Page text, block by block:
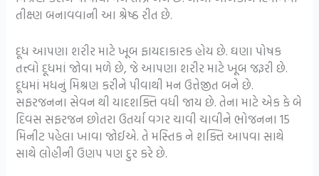
તીક્ષ્ણ બનાવવાની આ શ્રેષ્ઠ રીત છે.
દૂધ આપણા શરીર માટે ખૂબ ફાયદાકારક હોય છે. ઘણા પોષક
તત્ત્વો દૂધમાં જોવા મળે છે, જે આપણા શરીર માટે ખૂબ જરૂરી છે.
દૂધમાં મધનું મિશ્રણ કરીને પીવાથી મન ઉત્તેજીત બને છે.
સફરજનના સેવન થી યાદશક્તિ વધી જાય છે. તેના માટે એક કે બે
દિવસ સફરજન છોતરા ઉતર્યા વગર ચાવી ચાવીને ભોજનના 15
મિનીટ પહેલા ખાવા જોઈએ. તે મસ્તિક ને શક્તિ આપવા સાથે
સાથે લોહીની ઉણપ પણ દુર કરે છે.